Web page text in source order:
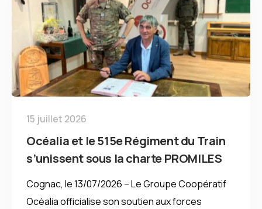
15 juillet 2026
Océalia et le 515e Régiment du Train
s’unissent sous la charte PROMILES
Cognac, le 13/07/2026 – Le Groupe Coopératif
Océalia officialise son soutien aux forces